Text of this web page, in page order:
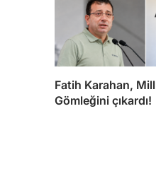
Fatih Karahan,
Gömleğini çıkardı!